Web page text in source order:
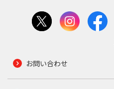
お問い合わせ